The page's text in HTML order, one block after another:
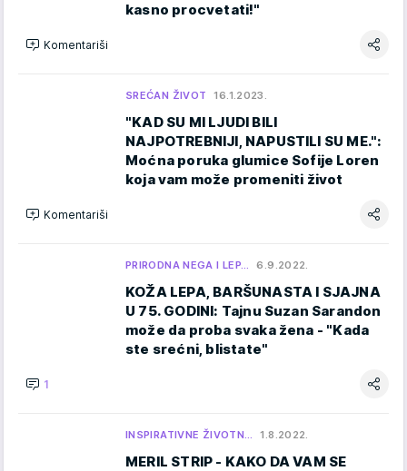
kasno procvetati!"
Komentariši
SREĆAN ŽIVOT 16.1.2023.
"KAD SU MI LJUDI BILI
NAJPOTREBNIJI, NAPUSTILI SU ME.":
Moćna poruka glumice Sofije Loren
koja vam može promeniti život
Komentariši
PRIRODNA NEGA I LEP… 6.9.2022.
KOŽA LEPA, BARŠUNASTA I SJAJNA
U 75. GODINI: Tajnu Suzan Sarandon
može da proba svaka žena - "Kada
ste srećni, blistate"
1
INSPIRATIVNE ŽIVOTN… 1.8.2022.
MERIL STRIP - KAKO DA VAM SE